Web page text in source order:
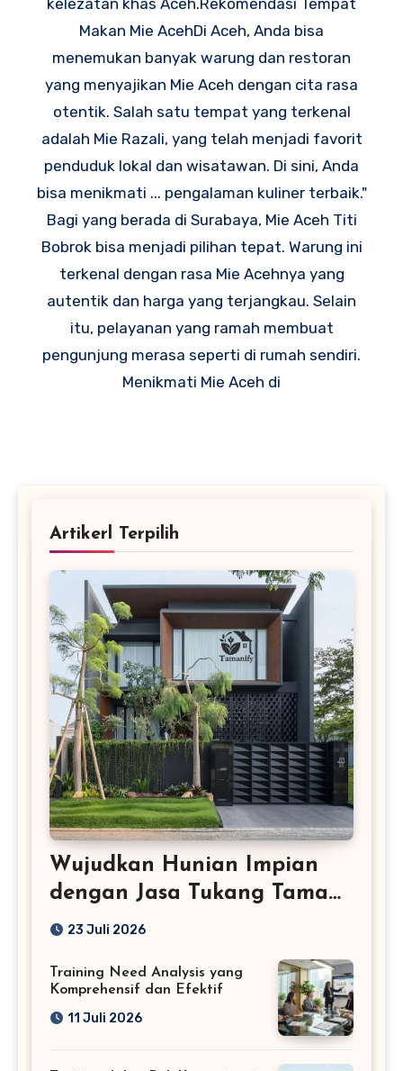
kelezatan khas Aceh.Rekomendasi Tempat
Makan Mie AcehDi Aceh, Anda bisa
menemukan banyak warung dan restoran
yang menyajikan Mie Aceh dengan cita rasa
otentik. Salah satu tempat yang terkenal
adalah Mie Razali, yang telah menjadi favorit
penduduk lokal dan wisatawan. Di sini, Anda
bisa menikmati ... pengalaman kuliner terbaik."
Bagi yang berada di Surabaya, Mie Aceh Titi
Bobrok bisa menjadi pilihan tepat. Warung ini
terkenal dengan rasa Mie Acehnya yang
autentik dan harga yang terjangkau. Selain
itu, pelayanan yang ramah membuat
pengunjung merasa seperti di rumah sendiri.
Menikmati Mie Aceh di
Artikerl Terpilih
Wujudkan Hunian Impian
dengan Jasa Tukang Taman
Profesional
23 Juli 2026
Training Need Analysis yang
Komprehensif dan Efektif
11 Juli 2026